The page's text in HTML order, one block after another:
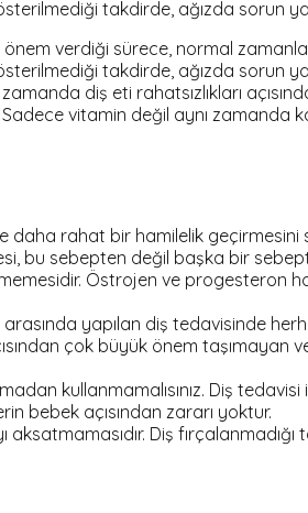
takdirde, ağızda sorun
verdiği sürece, normal
takdirde, ağızda sorun
diş eti rahatsızlıkları
vitamin değil aynı zamanda
daha rahat bir hamilelik geçirmesini
bu sebepten değil başka bir
Östrojen ve progesteron
arasında yapılan diş tedavisinde
çok büyük önem taşımayan
kullanmamalısınız. Diş
bebek açısından zararı yoktur.
Diş